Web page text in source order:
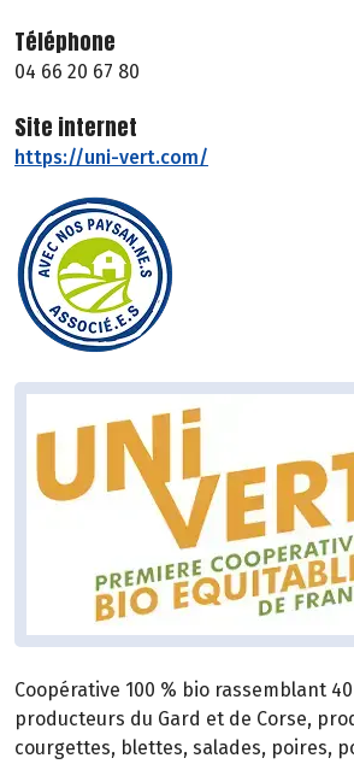
Téléphone
04 66 20 67 80
Site internet
https://uni-vert.com/
Coopérative 100 % bio rassemblant
producteurs du Gard et de Corse,
courgettes, blettes, salades, poires,